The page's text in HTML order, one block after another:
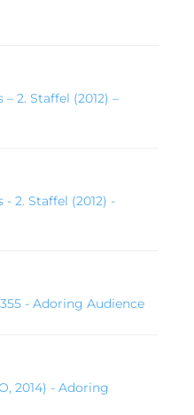
2. Staffel (2012) –
2. Staffel (2012) -
- Adoring Audience
2014) - Adoring